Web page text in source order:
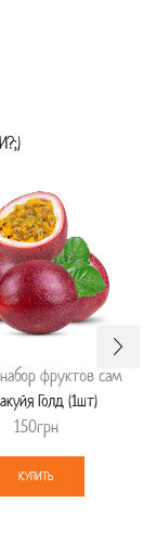
фруктов сам
Голд (1шт)
150грн
КУПИТЬ